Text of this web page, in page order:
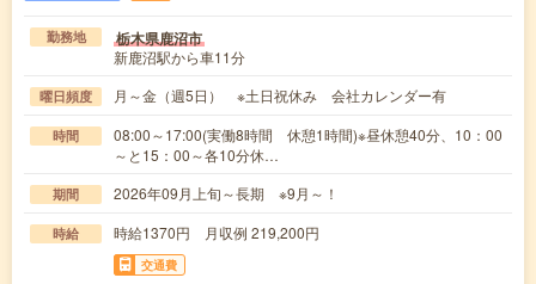
勤務地 栃木県鹿沼市
新鹿沼駅から車11分
曜日頻度 月～金（週5日） ※土日祝休み 会社カレンダー有
時間
08:00～17:00(実働8時間 休憩1時間)※昼休憩40分、10：00
～と15：00～各10分休…
期間 2026年09月上旬～長期 ※9月～！
時給 時給1370円 月収例 219,200円
交通費